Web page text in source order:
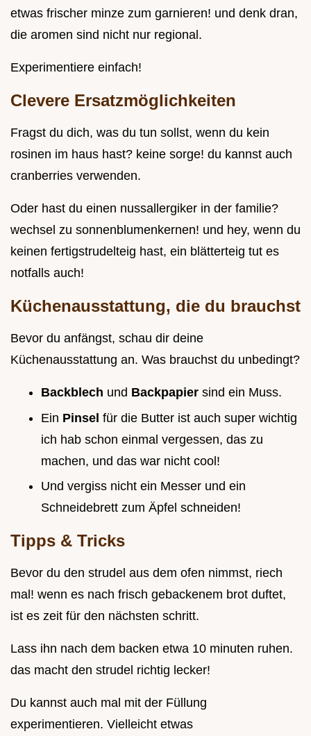
etwas frischer minze zum garnieren! und denk dran,
die aromen sind nicht nur regional.
Experimentiere einfach!
Clevere Ersatzmöglichkeiten
Fragst du dich, was du tun sollst, wenn du kein
rosinen im haus hast? keine sorge! du kannst auch
cranberries verwenden.
Oder hast du einen nussallergiker in der familie?
wechsel zu sonnenblumenkernen! und hey, wenn du
keinen fertigstrudelteig hast, ein blätterteig tut es
notfalls auch!
Küchenausstattung, die du brauchst
Bevor du anfängst, schau dir deine
Küchenausstattung an. Was brauchst du unbedingt?
Backblech und Backpapier sind ein Muss.
Ein Pinsel für die Butter ist auch super wichtig
ich hab schon einmal vergessen, das zu
machen, und das war nicht cool!
Und vergiss nicht ein Messer und ein
Schneidebrett zum Äpfel schneiden!
Tipps & Tricks
Bevor du den strudel aus dem ofen nimmst, riech
mal! wenn es nach frisch gebackenem brot duftet,
ist es zeit für den nächsten schritt.
Lass ihn nach dem backen etwa 10 minuten ruhen.
das macht den strudel richtig lecker!
Du kannst auch mal mit der Füllung
experimentieren. Vielleicht etwas